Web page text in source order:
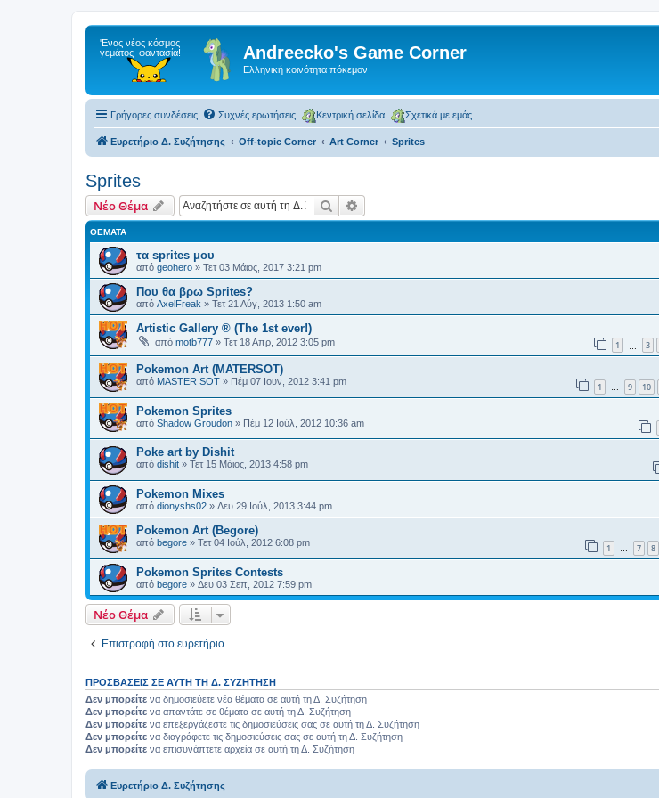
Andreecko's Game Corner
Ελληνική κοινότητα πόκεμον
Γρήγορες συνδέσεις Συχνές ερωτήσεις Κεντρική σελίδα Σχετικά με εμάς
Ευρετήριο Δ. Συζήτησης Off-topic Corner Art Corner Sprites
Sprites
Νέο Θέμα Αναζήτηση
ΘΈΜΑΤΑ
τα sprites μου
από geohero » Τετ 03 Μάιος, 2017 3:21 pm
Που θα βρω Sprites?
από AxelFreak » Τετ 21 Αύγ, 2013 1:50 am
Artistic Gallery ® (The 1st ever!)
από motb777 » Τετ 18 Απρ, 2012 3:05 pm 1 3
Pokemon Art (MATERSOT)
από MASTER SOT » Πέμ 07 Ιουν, 2012 3:41 pm 1 … 9 10
Pokemon Sprites
από Shadow Groudon » Πέμ 12 Ιούλ, 2012 10:36 am
Poke art by Dishit
από dishit » Τετ 15 Μάιος, 2013 4:58 pm
Pokemon Mixes
από dionyshs02 » Δευ 29 Ιούλ, 2013 3:44 pm
Pokemon Art (Begore)
από begore » Τετ 04 Ιούλ, 2012 6:08 pm 1 … 7 8
Pokemon Sprites Contests
από begore » Δευ 03 Σεπ, 2012 7:59 pm
Νέο Θέμα
Επιστροφή στο ευρετήριο
ΠΡΟΣΒΆΣΕΙΣ ΣΕ ΑΥΤΉ ΤΗ Δ. ΣΥΖΉΤΗΣΗ
Δεν μπορείτε να δημοσιεύετε νέα θέματα σε αυτή τη Δ. Συζήτηση
Δεν μπορείτε να απαντάτε σε θέματα σε αυτή τη Δ. Συζήτηση
Δεν μπορείτε να επεξεργάζεστε τις δημοσιεύσεις σας σε αυτή τη Δ. Συζήτηση
Δεν μπορείτε να διαγράφετε τις δημοσιεύσεις σας σε αυτή τη Δ. Συζήτηση
Δεν μπορείτε να επισυνάπτετε αρχεία σε αυτή τη Δ. Συζήτηση
Ευρετήριο Δ. Συζήτησης